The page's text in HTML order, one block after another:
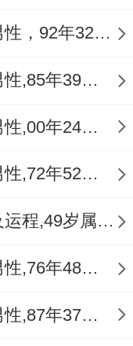
直接六盒三
金相激之象可
流减少，产生
事业压力。化
利贵手链】，
1992年属猴人2024年运势男性，92年32岁属猴男2024年每月运程怎么样
1985年属牛人2024年运势男性,85年39岁属牛男2024年每月运程怎么样
2000年属龙人2024年运势男性,00年24岁属龙男2024年每月运程怎么样
1972年属鼠人2024年运势男性,72年52岁属鼠男2024年每月运程怎么样
1975年属兔女2024年运势及运程,49岁属兔人2024全年每月运势女性如何
1976年属龙人2024年运势男性,76年48岁属龙男2024年每月运程怎么样
1987年属兔人2024年运势男性,87年37岁属兔男2024年每月运程怎么样